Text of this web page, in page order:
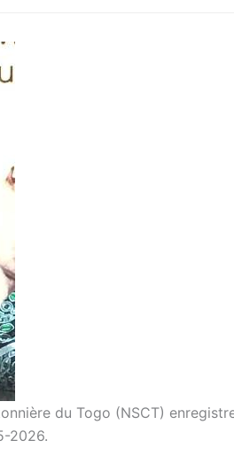
du Togo (NSCT)
2026.